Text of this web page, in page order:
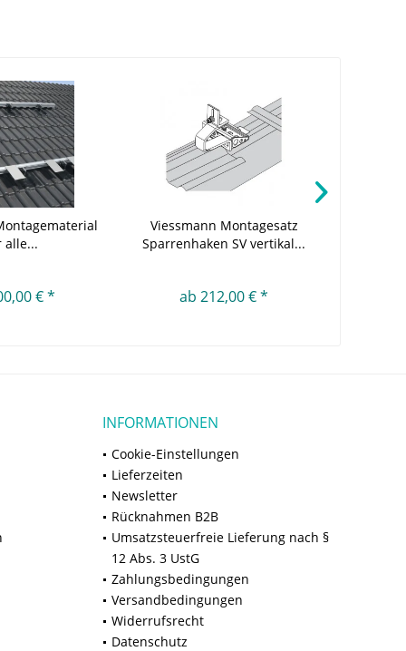
alle...
€ *
Viessmann Montagesatz
Sparrenhaken SV vertikal...
ab 212,00 € *
INFORMATIONEN
Cookie-Einstellungen
Lieferzeiten
Newsletter
Rücknahmen B2B
Umsatzsteuerfreie Lieferung nach §
12 Abs. 3 UstG
Zahlungsbedingungen
Versandbedingungen
Widerrufsrecht
Datenschutz